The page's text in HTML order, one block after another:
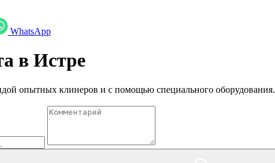
WhatsApp
в Истре
опытных клинеров и с помощью специального оборудования.